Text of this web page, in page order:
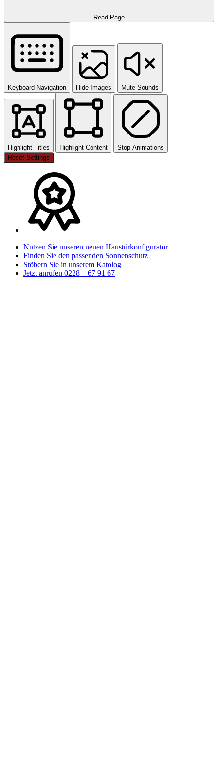
Read Page
Keyboard Navigation Hide Images Mute Sounds
Highlight Titles Highlight Content
Stop Animations
Reset Settings
Nutzen Sie unseren neuen Haustürkonfigurator
Finden Sie den passenden Sonnenschutz
Stöbern Sie in unserem Katolog
Jetzt anrufen 0228 – 67 91 67